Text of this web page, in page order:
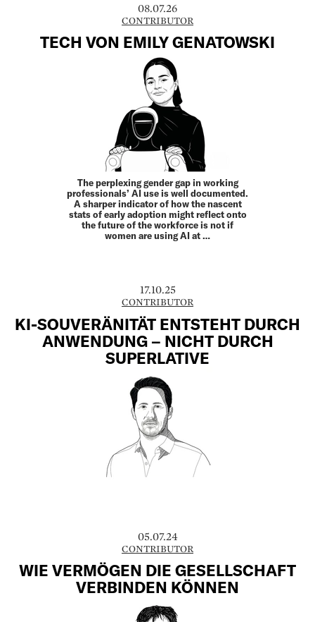
08.07.26
CONTRIBUTOR
TECH VON EMILY GENATOWSKI
The perplexing gender gap in working
professionals’ AI use is well documented.
A sharper indicator of how the nascent
stats of early adoption might reflect onto
the future of the workforce is not if
women are using AI at …
17.10.25
CONTRIBUTOR
KI-SOUVERÄNITÄT ENTSTEHT DURCH
ANWENDUNG – NICHT DURCH
SUPERLATIVE
05.07.24
CONTRIBUTOR
WIE VERMÖGEN DIE GESELLSCHAFT
VERBINDEN KÖNNEN